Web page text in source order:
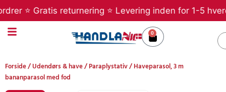
til
indholdet
Gratis returnering ⭐ Levering inden for 1-5 hverdage
0
Kurv
Forside/Udendørs & have/Paraplystativ/ Haveparasol, 3 m
bananparasol med fod